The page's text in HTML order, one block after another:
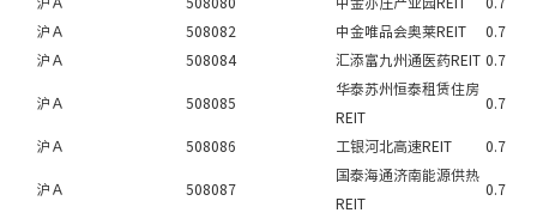
沪Ａ
508082 中金唯品会奥莱REIT
0.7
沪Ａ
508084 汇添富九州通医药REIT 0.7
沪Ａ 508085
华泰苏州恒泰租赁住房
REIT
0.7
沪Ａ 508086 工银河北高速REIT 0.7
沪Ａ 508087
国泰海通济南能源供热
REIT
0.7